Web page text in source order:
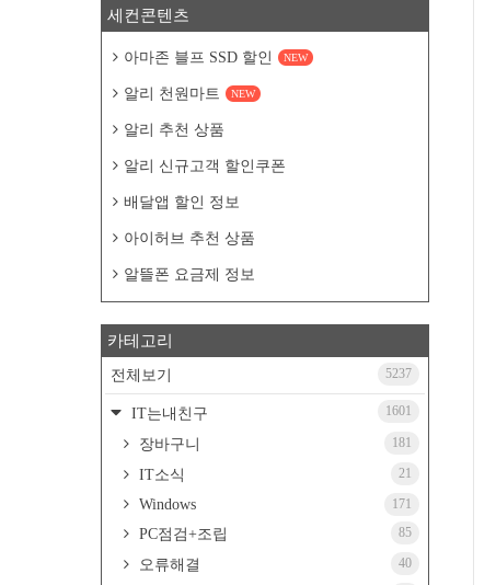
세컨콘텐츠
아마존 블프 SSD 할인 NEW
알리 천원마트 NEW
알리 추천 상품
알리 신규고객 할인쿠폰
배달앱 할인 정보
아이허브 추천 상품
알뜰폰 요금제 정보
카테고리
전체보기 5237
IT는내친구 1601
장바구니 181
IT소식 21
Windows 171
PC점검+조립 85
오류해결 40